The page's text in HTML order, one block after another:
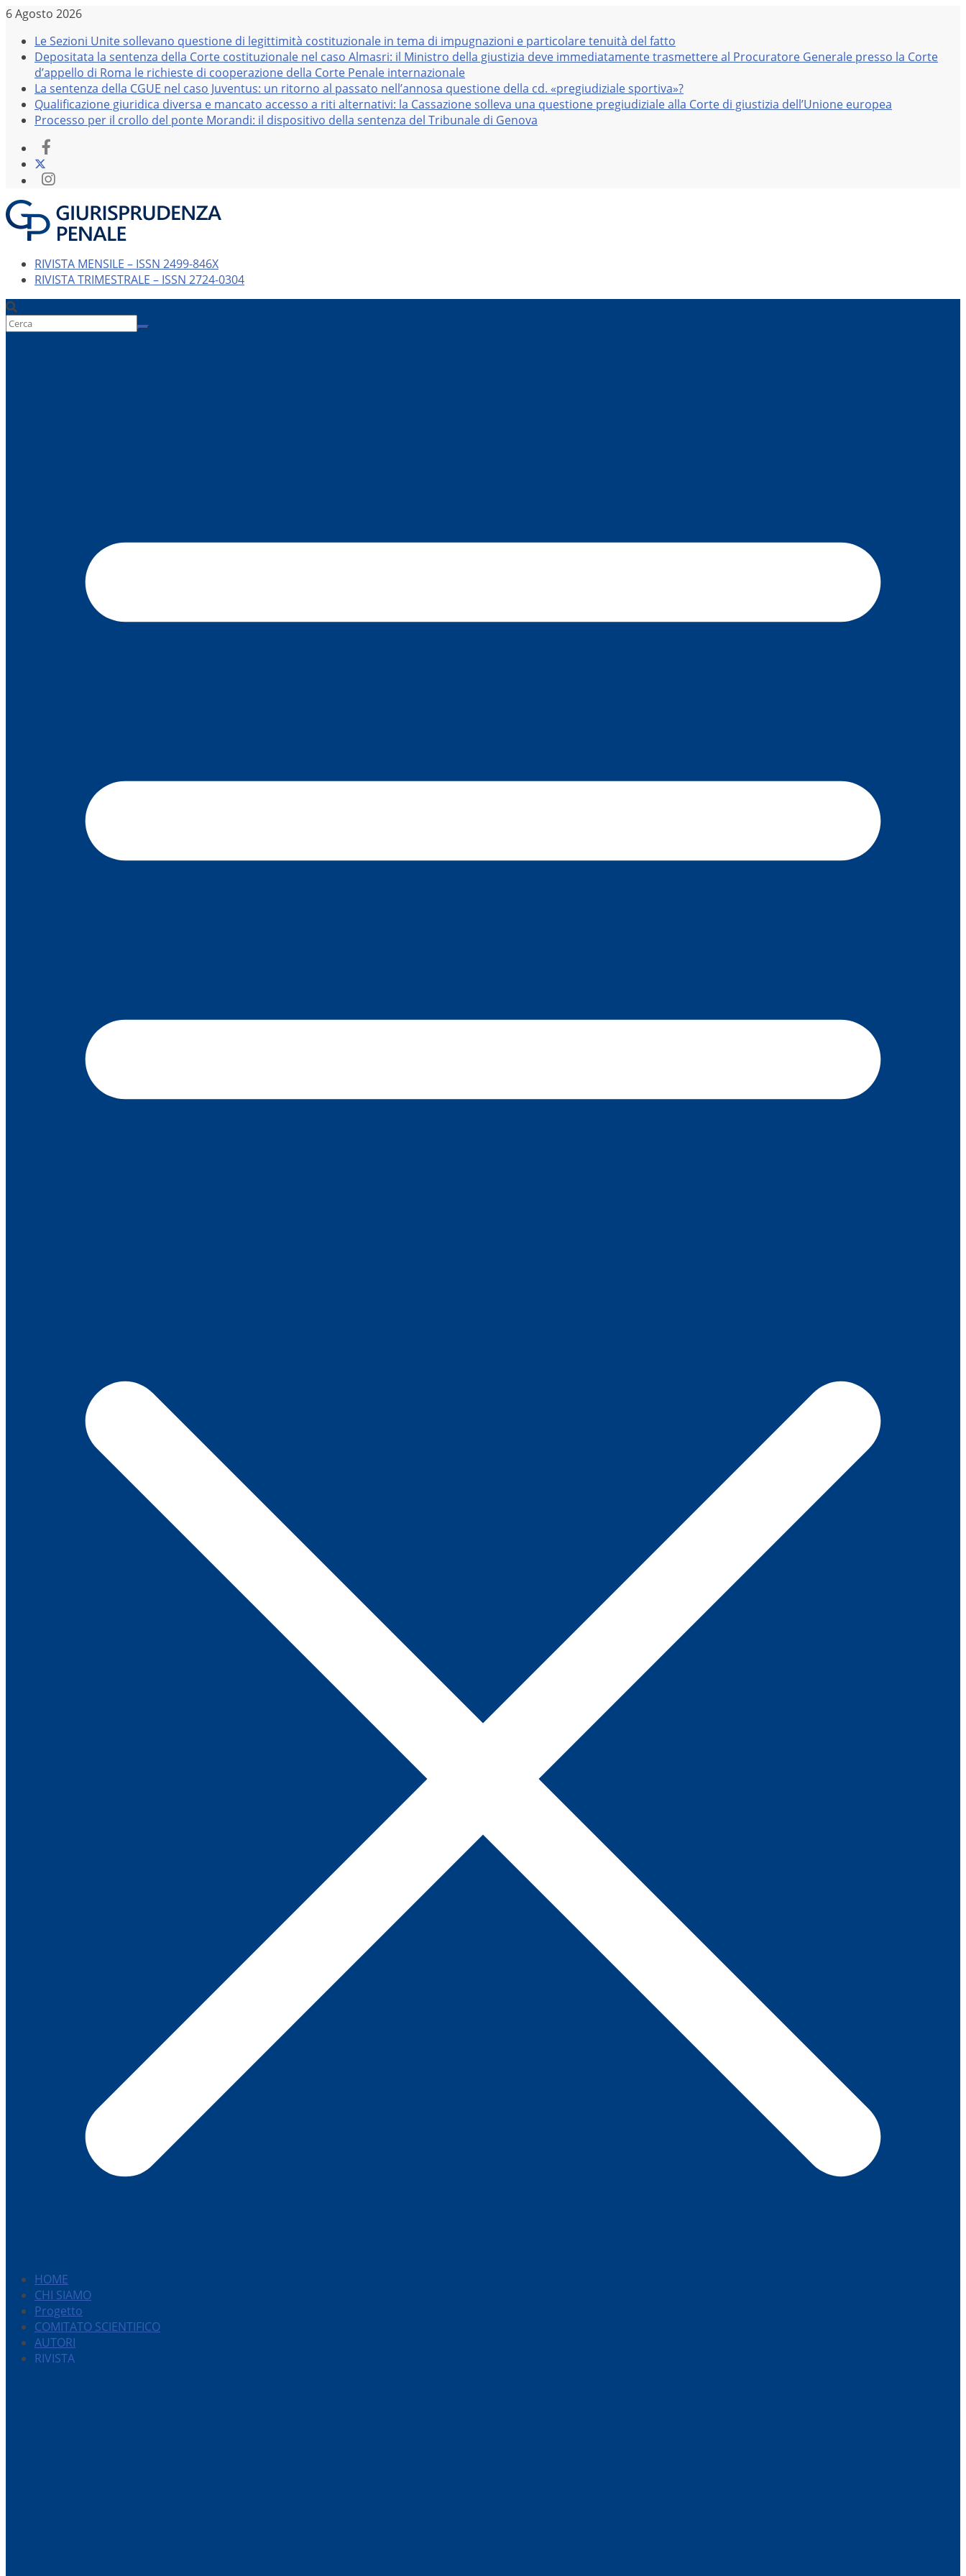
Salta
contenuto
6 Agosto 2026
Le Sezioni Unite sollevano questione di legittimità costituzionale in tema di impugnazioni e particolare tenuità del fatto
Depositata la sentenza della Corte costituzionale nel caso Almasri: il Ministro della giustizia deve immediatamente trasmettere al Procuratore Generale presso la Corte
d’appello di Roma le richieste di cooperazione della Corte Penale internazionale
La sentenza della CGUE nel caso Juventus: un ritorno al passato nell’annosa questione della cd. «pregiudiziale sportiva»?
Qualificazione giuridica diversa e mancato accesso a riti alternativi: la Cassazione solleva una questione pregiudiziale alla Corte di giustizia dell’Unione europea
Processo per il crollo del ponte Morandi: il dispositivo della sentenza del Tribunale di Genova
RIVISTA MENSILE – ISSN 2499-846X
RIVISTA TRIMESTRALE – ISSN 2724-0304
HOME
CHI SIAMO
Progetto
COMITATO SCIENTIFICO
AUTORI
RIVISTA